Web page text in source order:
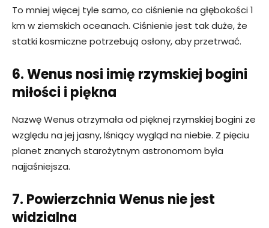
To mniej więcej tyle samo, co ciśnienie na głębokości 1
km w ziemskich oceanach. Ciśnienie jest tak duże, że
statki kosmiczne potrzebują osłony, aby przetrwać.
6. Wenus nosi imię rzymskiej bogini
miłości i piękna
Nazwę Wenus otrzymała od pięknej rzymskiej bogini ze
względu na jej jasny, lśniący wygląd na niebie. Z pięciu
planet znanych starożytnym astronomom była
najjaśniejsza.
7. Powierzchnia Wenus nie jest
widzialna